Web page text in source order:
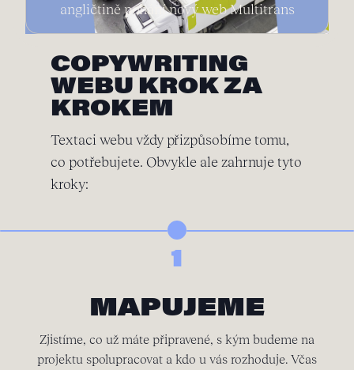
angličtině pohání nový web Multitrans
COPYWRITING
WEBU KROK ZA
KROKEM
Textaci webu vždy přizpůsobíme tomu,
co potřebujete. Obvykle ale zahrnuje tyto
kroky:
1
MAPUJEME
Zjistíme, co už máte připravené, s kým budeme na
projektu spolupracovat a kdo u vás rozhoduje. Včas